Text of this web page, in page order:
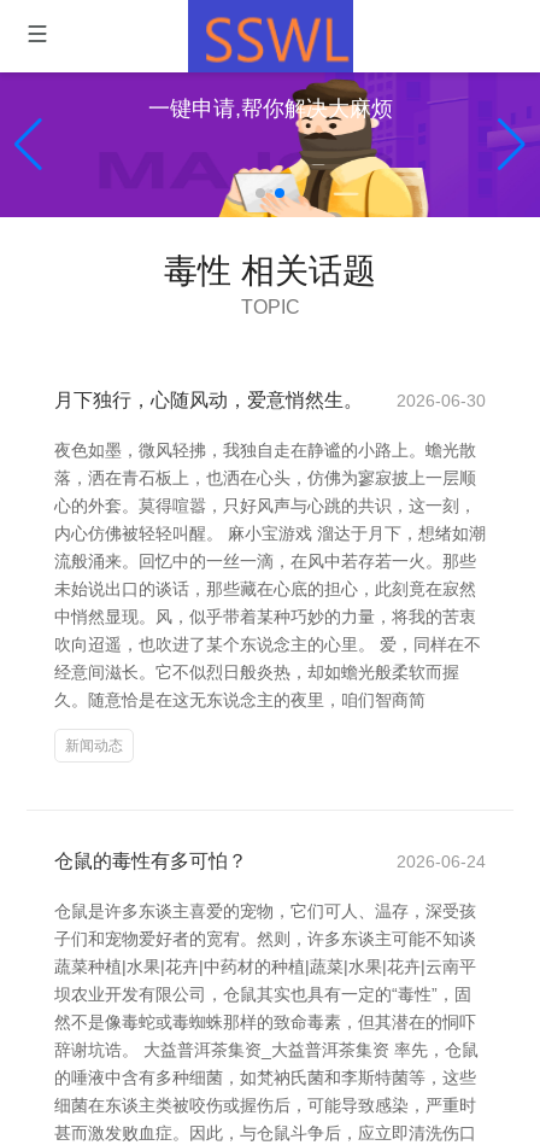
一键申请,帮你解决大麻烦
毒性 相关话题
TOPIC
月下独行，心随风动，爱意悄然生。 2026-06-30
夜色如墨，微风轻拂，我独自走在静谧的小路上。蟾光散
落，洒在青石板上，也洒在心头，仿佛为寥寂披上一层顺
心的外套。莫得喧嚣，只好风声与心跳的共识，这一刻，
内心仿佛被轻轻叫醒。 麻小宝游戏 溜达于月下，想绪如潮
流般涌来。回忆中的一丝一滴，在风中若存若一火。那些
未始说出口的谈话，那些藏在心底的担心，此刻竟在寂然
中悄然显现。风，似乎带着某种巧妙的力量，将我的苦衷
吹向迢遥，也吹进了某个东说念主的心里。 爱，同样在不
经意间滋长。它不似烈日般炎热，却如蟾光般柔软而握
久。随意恰是在这无东说念主的夜里，咱们智商简
新闻动态
仓鼠的毒性有多可怕？ 2026-06-24
仓鼠是许多东谈主喜爱的宠物，它们可人、温存，深受孩
子们和宠物爱好者的宽宥。然则，许多东谈主可能不知谈
蔬菜种植|水果|花卉|中药材的种植|蔬菜|水果|花卉|云南平
坝农业开发有限公司，仓鼠其实也具有一定的“毒性”，固
然不是像毒蛇或毒蜘蛛那样的致命毒素，但其潜在的恫吓
辞谢坑诰。 大益普洱茶集资_大益普洱茶集资 率先，仓鼠
的唾液中含有多种细菌，如梵衲氏菌和李斯特菌等，这些
细菌在东谈主类被咬伤或握伤后，可能导致感染，严重时
甚而激发败血症。因此，与仓鼠斗争后，应立即清洗伤口